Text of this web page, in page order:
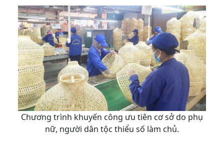
Chương trình khuyến công ưu tiên cơ sở do phụ
nữ, người dân tộc thiểu số làm chủ.